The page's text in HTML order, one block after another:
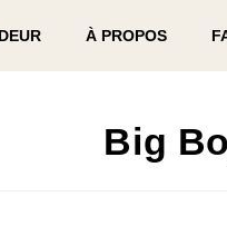
À PROPOS
Big